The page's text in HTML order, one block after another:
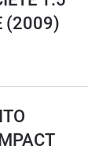
(2009)